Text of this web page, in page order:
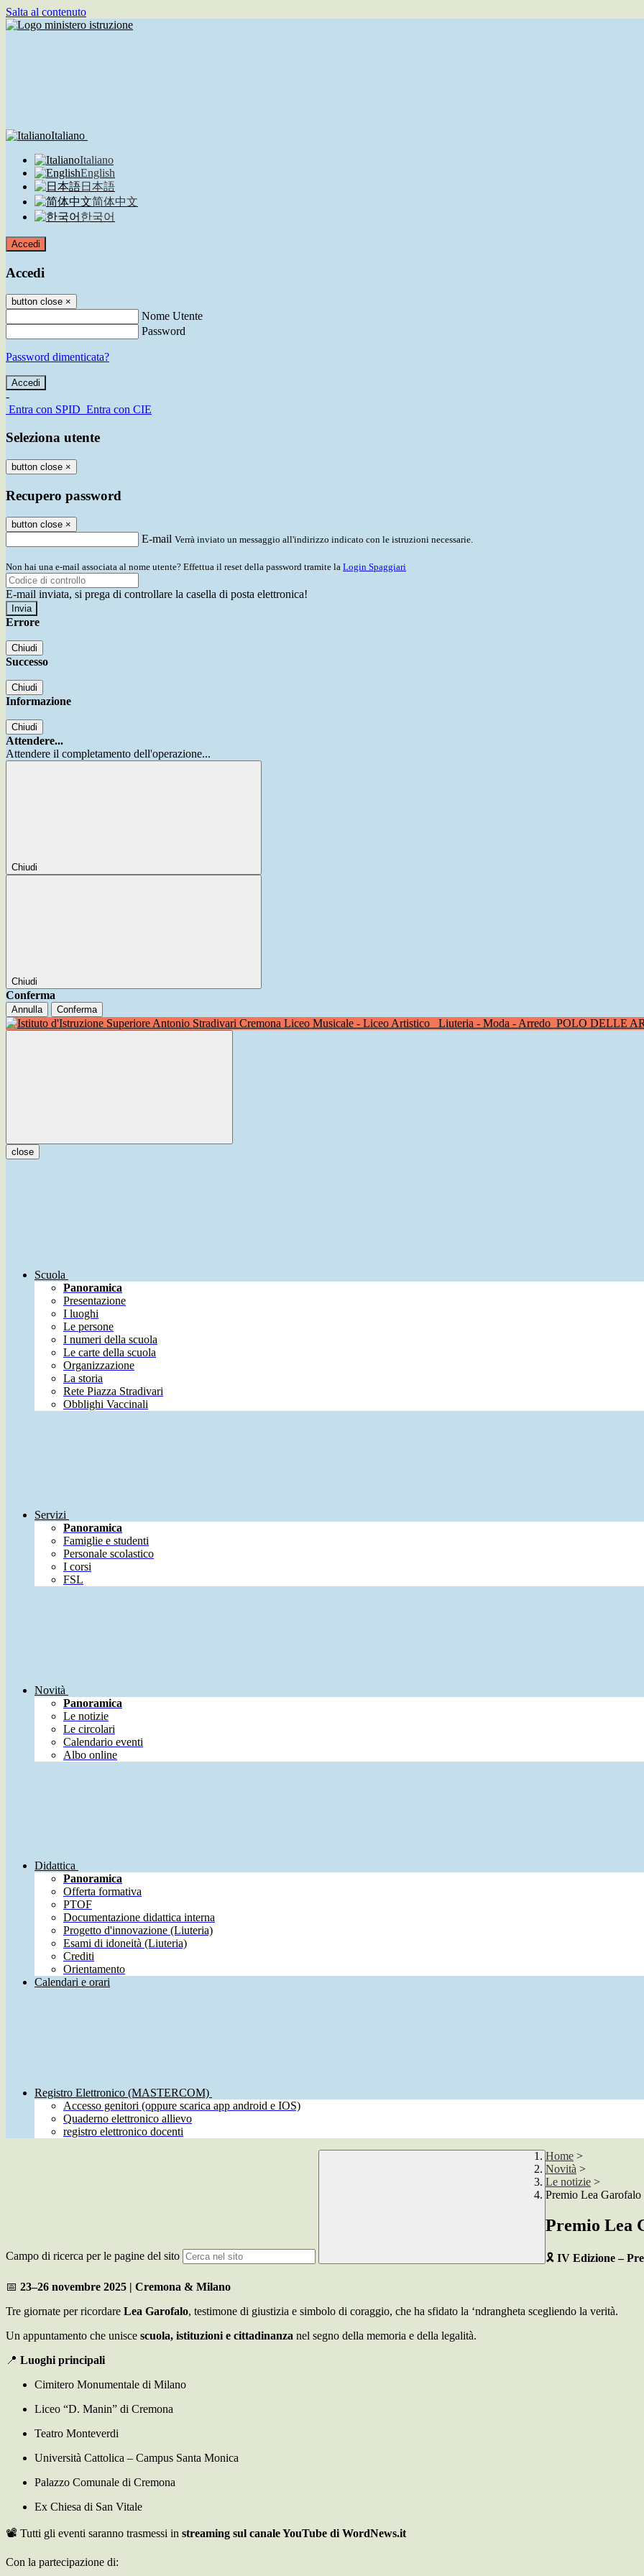
Salta al contenuto
Italiano
Italiano
English
日本語
简体中文
한국어
Accedi
Accedi
button close ×
Nome Utente
Password
Password dimenticata?
-
Entra con SPID Entra con CIE
Seleziona utente
button close ×
Recupero password
button close ×
E-mail Verrà inviato un messaggio all'indirizzo indicato con le istruzioni necessarie.
Non hai una e-mail associata al nome utente? Effettua il reset della password tramite la Login Spaggiari
E-mail inviata, si prega di controllare la casella di posta elettronica!
Errore
Chiudi
Successo
Chiudi
Informazione
Chiudi
Attendere...
Attendere il completamento dell'operazione...
Chiudi
Chiudi
Conferma
Annulla Conferma
Liceo Musicale - Liceo Artistico Liuteria - Moda - Arredo POLO DELLE
close
Scuola
Panoramica
Presentazione
I luoghi
Le persone
I numeri della scuola
Le carte della scuola
Organizzazione
La storia
Rete Piazza Stradivari
Obblighi Vaccinali
Servizi
Panoramica
Famiglie e studenti
Personale scolastico
I corsi
FSL
Novità
Panoramica
Le notizie
Le circolari
Calendario eventi
Albo online
Didattica
Panoramica
Offerta formativa
PTOF
Documentazione didattica interna
Progetto d'innovazione (Liuteria)
Esami di idoneità (Liuteria)
Crediti
Orientamento
Calendari e orari
Registro Elettronico (MASTERCOM)
Accesso genitori (oppure scarica app android e IOS)
Quaderno elettronico allievo
registro elettronico docenti
Campo di ricerca per le pagine del sito
Home >
Novità >
Le notizie >
Premio Lea Garofalo
Premio Lea
🎗 IV Edizione –
📅 23–26 novembre 2025 | Cremona & Milano
Tre giornate per ricordare Lea Garofalo, testimone di giustizia e simbolo di coraggio, che ha sfidato la ‘ndrangheta scegliendo la verità.
Un appuntamento che unisce scuola, istituzioni e cittadinanza nel segno della memoria e della legalità.
📍 Luoghi principali
Cimitero Monumentale di Milano
Liceo “D. Manin” di Cremona
Teatro Monteverdi
Università Cattolica – Campus Santa Monica
Palazzo Comunale di Cremona
Ex Chiesa di San Vitale
📽 Tutti gli eventi saranno trasmessi in streaming sul canale YouTube di WordNews.it
Con la partecipazione di: